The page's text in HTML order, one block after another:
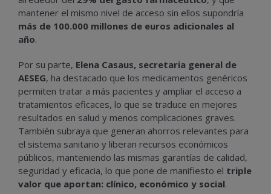
mantener el mismo nivel de acceso sin ellos supondría
más de 100.000 millones de euros adicionales al
año.
Por su parte, Elena Casaus, secretaria general de
AESEG, ha destacado que los medicamentos genéricos
permiten tratar a más pacientes y ampliar el acceso a
tratamientos eficaces, lo que se traduce en mejores
resultados en salud y menos complicaciones graves.
También subraya que generan ahorros relevantes para
el sistema sanitario y liberan recursos económicos
públicos, manteniendo las mismas garantías de calidad,
seguridad y eficacia, lo que pone de manifiesto el triple
valor que aportan: clínico, económico y social.